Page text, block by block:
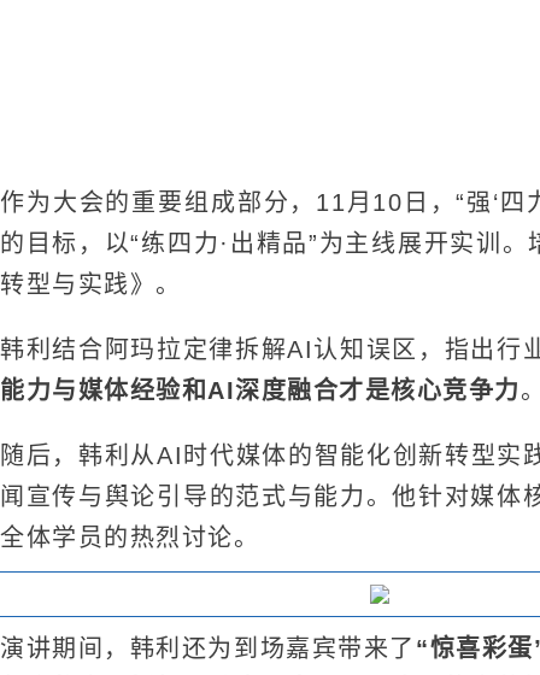
作为大会的重要组成部分，11月10日，“强‘
的目标，以“练四力·出精品”为主线展开实训。
转型与实践》。
韩利结合阿玛拉定律拆解AI认知误区，指出行
能力与媒体经验和AI深度融合才是核心竞争力
随后，韩利从AI时代媒体的智能化创新转型
闻宣传与舆论引导的范式与能力。他针对媒
全体学员的热烈讨论。
演讲期间，韩利还为到场嘉宾带来了 “惊喜彩蛋